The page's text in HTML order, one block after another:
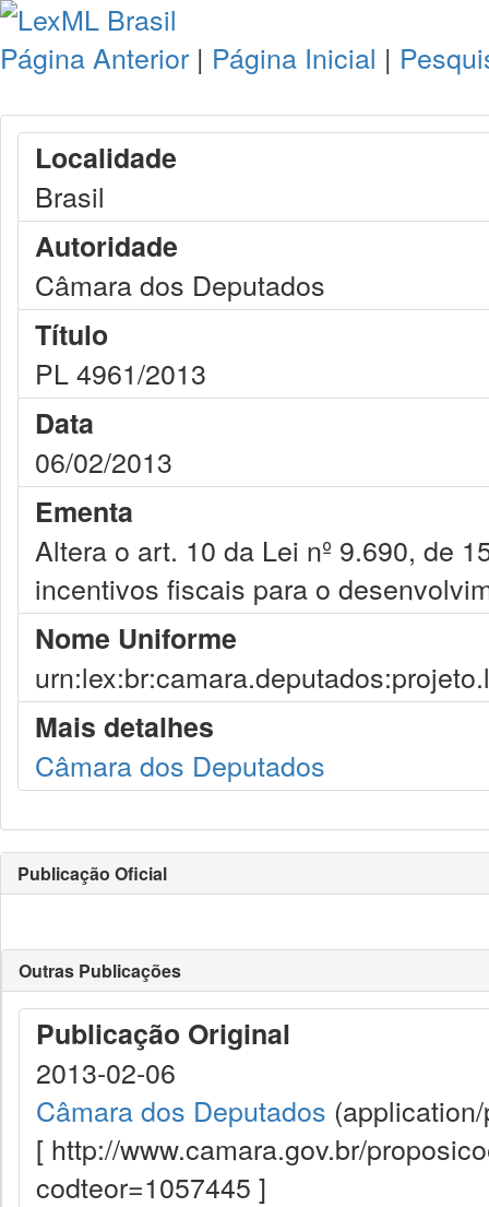
Página Anterior | Página Inicial |
Localidade
Brasil
Autoridade
Câmara dos Deputados
Título
PL 4961/2013
Data
06/02/2013
Ementa
Altera o art. 10 da Lei nº 9.690, de
incentivos fiscais para o
Nome Uniforme
Mais detalhes
Câmara dos Deputados
Publicação Oficial
Outras Publicações
Publicação Original
2013-02-06
Câmara dos Deputados
[ http://www.camara.gov.br/
codteor=1057445 ]